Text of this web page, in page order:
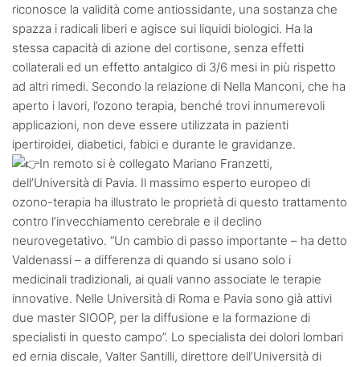
riconosce la validità come antiossidante, una sostanza che
spazza i radicali liberi e agisce sui liquidi biologici. Ha la
stessa capacità di azione del cortisone, senza effetti
collaterali ed un effetto antalgico di 3/6 mesi in più rispetto
ad altri rimedi. Secondo la relazione di Nella Manconi, che ha
aperto i lavori, l’ozono terapia, benché trovi innumerevoli
applicazioni, non deve essere utilizzata in pazienti
ipertiroidei, diabetici, fabici e durante le gravidanze.
In remoto si è collegato Mariano Franzetti,
dell’Università di Pavia. Il massimo esperto europeo di
ozono-terapia ha illustrato le proprietà di questo trattamento
contro l’invecchiamento cerebrale e il declino
neurovegetativo. “Un cambio di passo importante – ha detto
Valdenassi – a differenza di quando si usano solo i
medicinali tradizionali, ai quali vanno associate le terapie
innovative. Nelle Università di Roma e Pavia sono già attivi
due master SIOOP, per la diffusione e la formazione di
specialisti in questo campo”. Lo specialista dei dolori lombari
ed ernia discale, Valter Santilli, direttore dell’Università di